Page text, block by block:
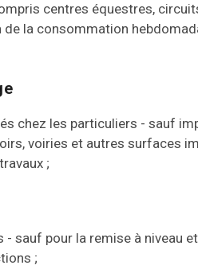
centres équestres,
la consommation
chez les particuliers - sauf
voiries et autres surfaces
;
sauf pour la remise à niveau et
;